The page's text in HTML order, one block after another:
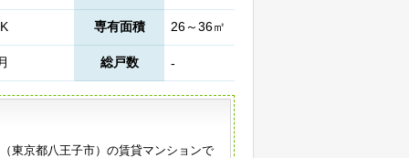
専有面積 26～36㎡
総戸数 -
東京都八王子市）の賃貸マンションで